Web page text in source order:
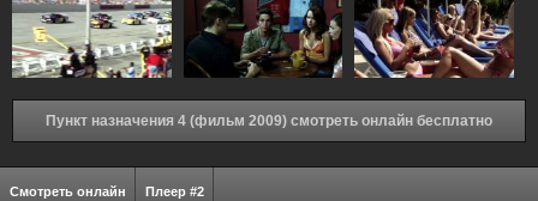
Пункт назначения 4 (фильм 2009) смотреть онлайн бесплатно
Смотреть онлайн Плеер #2